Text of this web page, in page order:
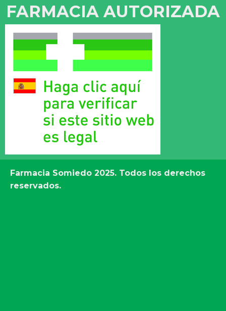
FARMACIA AUTORIZADA
Farmacia Somiedo 2025. Todos los derechos
reservados.